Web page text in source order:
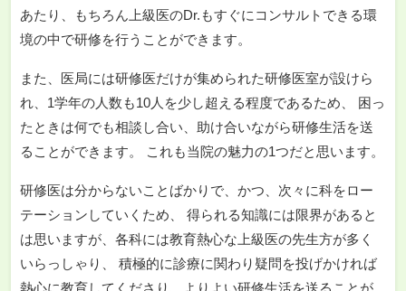
あたり、もちろん上級医のDr.もすぐにコンサルトできる環
境の中で研修を行うことができます。
また、医局には研修医だけが集められた研修医室が設けら
れ、1学年の人数も10人を少し超える程度であるため、 困っ
たときは何でも相談し合い、助け合いながら研修生活を送
ることができます。 これも当院の魅力の1つだと思います。
研修医は分からないことばかりで、かつ、次々に科をロー
テーションしていくため、 得られる知識には限界があると
は思いますが、各科には教育熱心な上級医の先生方が多く
いらっしゃり、 積極的に診療に関わり疑問を投げかければ